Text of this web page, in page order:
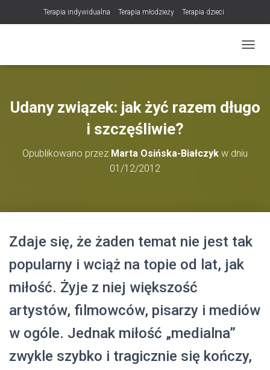
Terapia indywidualna Terapia młodzieży Terapia dzieci
NOWOŚĆ! Trening Komunikacji dla Par
LET Me Go! – Ekspresowa Terapia Lęku (IET)
Konsultacje rodzicielskie
Udany związek: jak żyć razem długo
i szczęśliwie?
Opublikowano przez Marta Osińska-Białczyk w dniu
01/12/2012
Zdaje się, że żaden temat nie jest tak
popularny i wciąż na topie od lat, jak
miłość. Żyje z niej większość
artystów, filmowców, pisarzy i mediów
w ogóle. Jednak miłość „medialna”
zwykle szybko i tragicznie się kończy,